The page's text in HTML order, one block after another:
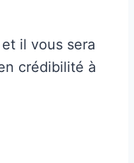
il vous sera
crédibilité à